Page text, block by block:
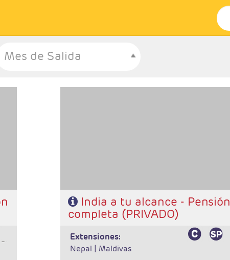
Mes de Salida
India a tu alcance - Pensión
completa (PRIVADO)
extensiones:
Nepal | Maldivas